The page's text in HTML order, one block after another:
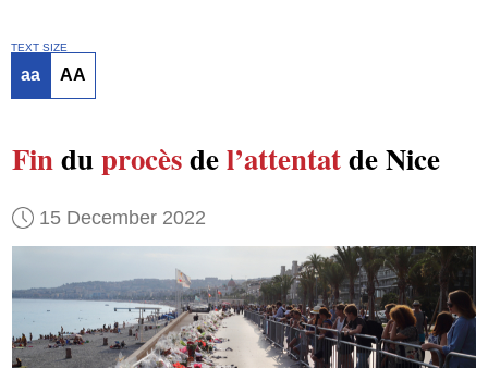
TEXT SIZE
aa AA
Finduprocèsdel’attentatde Nice
15 December 2022